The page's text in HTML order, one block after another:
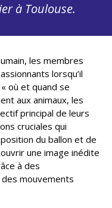
à Toulouse.
les membres
lorsqu’il
où et quand se
aux animaux, les
principal de leurs
cruciales qui
du ballon et de
une image inédite
à des
mouvements